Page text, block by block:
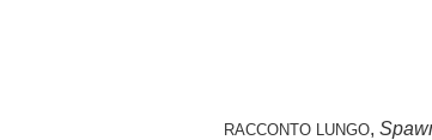
RACCONTO LUNGO,